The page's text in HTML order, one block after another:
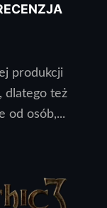
produkcji
dlatego też
od osób,...